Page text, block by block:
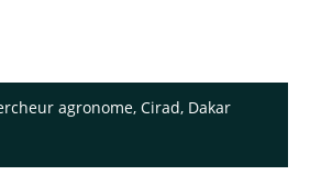
agronome, Cirad, Dakar